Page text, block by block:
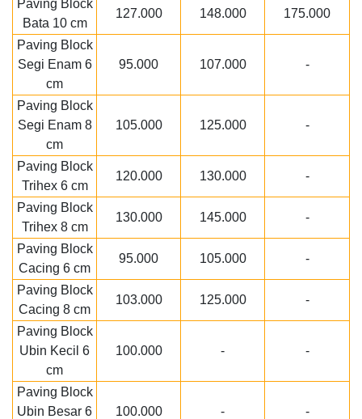
Paving Block
Bata 10 cm
127.000 148.000 175.000
Paving Block
Segi Enam 6
cm
95.000 107.000 -
Paving Block
Segi Enam 8
cm
105.000 125.000 -
Paving Block
Trihex 6 cm
120.000 130.000 -
Paving Block
Trihex 8 cm
130.000 145.000 -
Paving Block
Cacing 6 cm
95.000 105.000 -
Paving Block
Cacing 8 cm
103.000 125.000 -
Paving Block
Ubin Kecil 6
cm
100.000 - -
Paving Block
Ubin Besar 6
100.000 - -